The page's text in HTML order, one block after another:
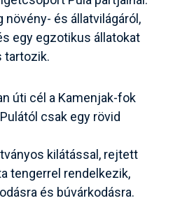
és állatvilágáról,
egy egzotikus állatokat
tartozik.
úti cél a Kamenjak-fok
csak egy rövid
kilátással, rejtett
tengerrel rendelkezik,
és búvárkodásra.